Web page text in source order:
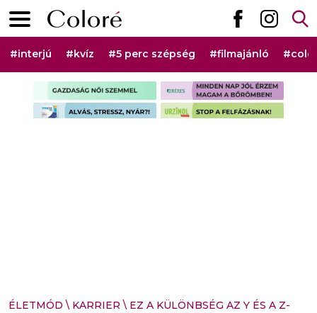
Ugrás a tartalomhoz
Elsődleges menü
Hashtag menü
#interjú #kvíz #5 perc szépség #filmajánló
Szponzorált rovat menü
ÉLETMÓD \ KARRIER \ EZ A KÜLÖNBSÉG AZ Y ÉS A Z-